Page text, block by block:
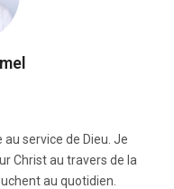
service de Dieu. Je
Christ au travers de la
au quotidien.